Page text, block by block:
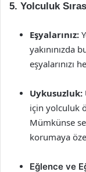
5. Yolculuk
Eşyalarınız:
yakınınızda
eşyalarınızı
Uykusuzluk:
için yolculuk
Mümkünse
korumaya
Eğlence ve